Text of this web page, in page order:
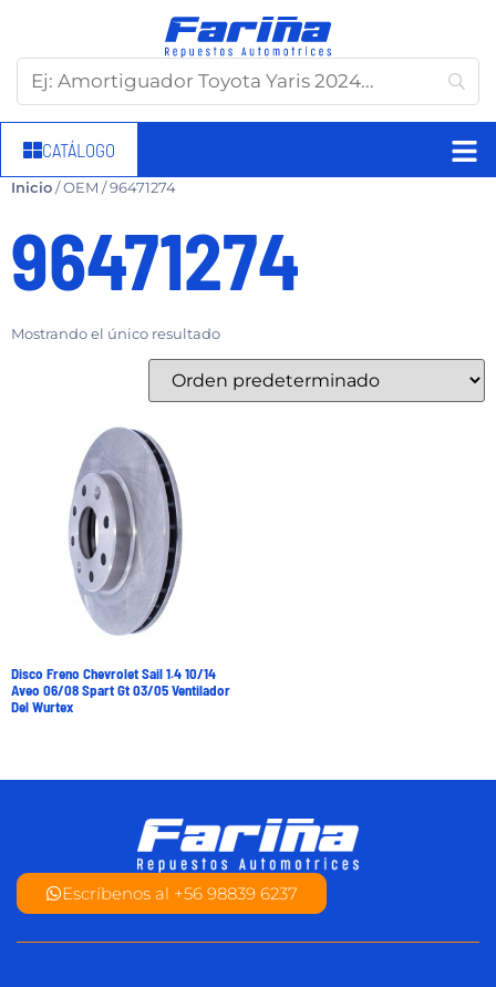
CATÁLOGO
Inicio/ OEM / 96471274
96471274
Mostrando el único resultado
Disco Freno Chevrolet Sail 1.4 10/14
Aveo 06/08 Spart Gt 03/05 Ventilador
Del Wurtex
Escríbenos al +56 98839 6237